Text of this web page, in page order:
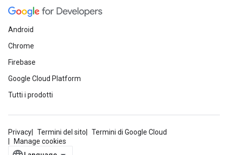
Android
Chrome
Firebase
Google Cloud Platform
Tutti i prodotti
Privacy Termini del sito
Termini di Google Cloud
Manage cookies